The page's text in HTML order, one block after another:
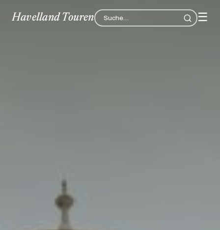
Havelland Touren ☰